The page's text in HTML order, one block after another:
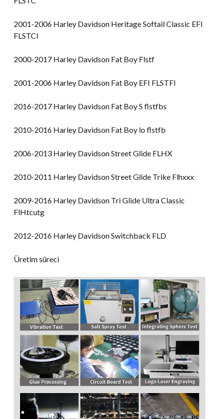
2001-2006 Harley Davidson Heritage Softail Classic EFI
FLSTCI
2000-2017 Harley Davidson Fat Boy Flstf
2001-2006 Harley Davidson Fat Boy EFI FLSTFI
2016-2017 Harley Davidson Fat Boy S flstfbs
2010-2016 Harley Davidson Fat Boy lo flstfb
2006-2013 Harley Davidson Street Glide FLHX
2010-2011 Harley Davidson Street Glide Trike Flhxxx
2009-2016 Harley Davidson Tri Glide Ultra Classic
FlHtcutg
2012-2016 Harley Davidson Switchback FLD
Üretim süreci